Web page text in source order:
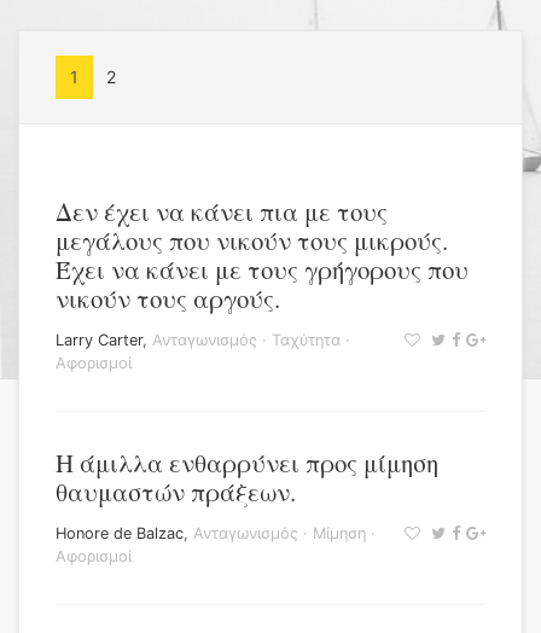
1 2
Δεν έχει να κάνει πια με τους
μεγάλους που νικούν τους μικρούς.
Έχει να κάνει με τους γρήγορους που
νικούν τους αργούς.
Larry Carter, Ανταγωνισμός · Ταχύτητα ·
Αφορισμοί
Η άμιλλα ενθαρρύνει προς μίμηση
θαυμαστών πράξεων.
Honore de Balzac, Ανταγωνισμός · Μίμηση ·
Αφορισμοί